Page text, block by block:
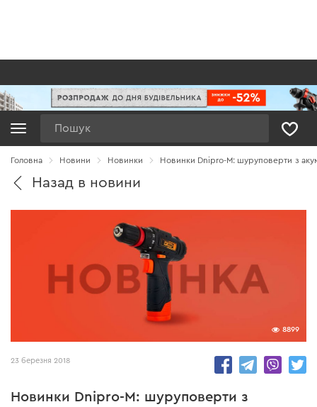
Головна Новини Новинки Новинки Dnipro-M: шуруповерти з
Назад в новини
8899
23 березня 2018
Новинки Dnipro-M: шуруповерти з